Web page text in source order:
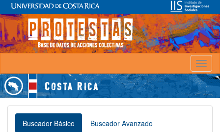
Buscador Básico Buscador Avanzado